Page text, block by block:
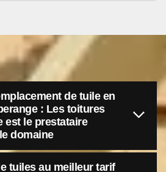
de tuile en
: Les toitures
est le prestataire
domaine
tuiles au meilleur tarif